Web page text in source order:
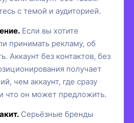
с темой и аудиторией.
Если вы хотите
принимать рекламу, об
Аккаунт без контактов, без
получает
чем аккаунт, где сразу
что он может предложить.
Серьёзные бренды